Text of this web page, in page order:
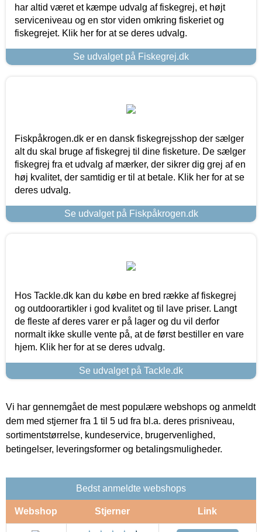
har altid været et kæmpe udvalg af fiskegrej, et højt
serviceniveau og en stor viden omkring fiskeriet og
fiskegrejet. Klik her for at se deres udvalg.
Se udvalget på Fiskegrej.dk
Fiskpåkrogen.dk er en dansk fiskegrejsshop der sælger
alt du skal bruge af fiskegrej til dine fisketure. De sælger
fiskegrej fra et udvalg af mærker, der sikrer dig grej af en
høj kvalitet, der samtidig er til at betale. Klik her for at se
deres udvalg.
Se udvalget på Fiskpåkrogen.dk
Hos Tackle.dk kan du købe en bred række af fiskegrej
og outdoorartikler i god kvalitet og til lave priser. Langt
de fleste af deres varer er på lager og du vil derfor
normalt ikke skulle vente på, at de først bestiller en vare
hjem. Klik her for at se deres udvalg.
Se udvalget på Tackle.dk
Vi har gennemgået de mest populære webshops og anmeldt
dem med stjerner fra 1 til 5 ud fra bl.a. deres prisniveau,
sortimentstørrelse, kundeservice, brugervenlighed,
betingelser, leveringsformer og betalingsmuligheder.
Bedst anmeldte webshops
Webshop Stjerner Link